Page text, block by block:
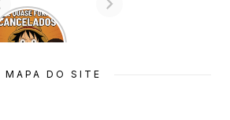
7 Animes
que quase
s
MAPA DO SITE